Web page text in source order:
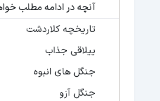
آنچه در ادامه مطلب
تاریخچه کلاردشت
ییلاقی جذاب
جنگل های انبوه
جنگل آزو